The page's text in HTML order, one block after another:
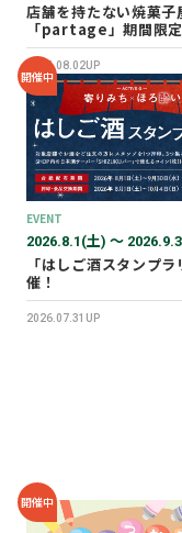
店舗を持たない焼菓子
「partage」期間限
UP SHOP オープン！
2026.08.02UP
開催中
EVENT
2026.8.1(土) 〜
「はしご酒スタンプ
催！
2026.07.31UP
開催中